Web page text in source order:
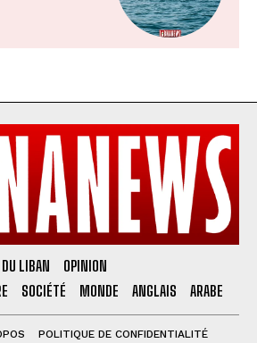
LIBAN
OPINION
SOCIÉTÉ MONDE ANGLAIS ARABE
POLITIQUE DE CONFIDENTIALITÉ